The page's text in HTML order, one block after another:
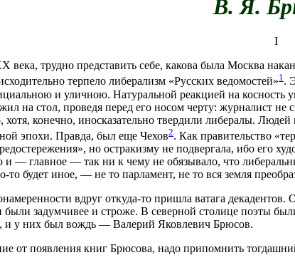
В. Я.
I
века, трудно представить себе, какова была Москва
терпело либерализм «Русских ведомостей»1.
и уличною. Натуральной реакцией на косность
на стол, проведя перед его носом черту: журналист
хотя, конечно, иносказательно твердили либералы.
эпохи. Правда, был еще Чехов2. Как правительство
но остракизму не подвергала, ибо его
и — главное — так ни к чему не обязывало, что
то будет иное, — не то парламент, не то вся земля
вдруг откуда-то пришла ватага
задумчивее и строже. В северной столице поэты
и у них был вождь — Валерий Яковлевич Брюсов.
от появления книг Брюсова, надо припомнить